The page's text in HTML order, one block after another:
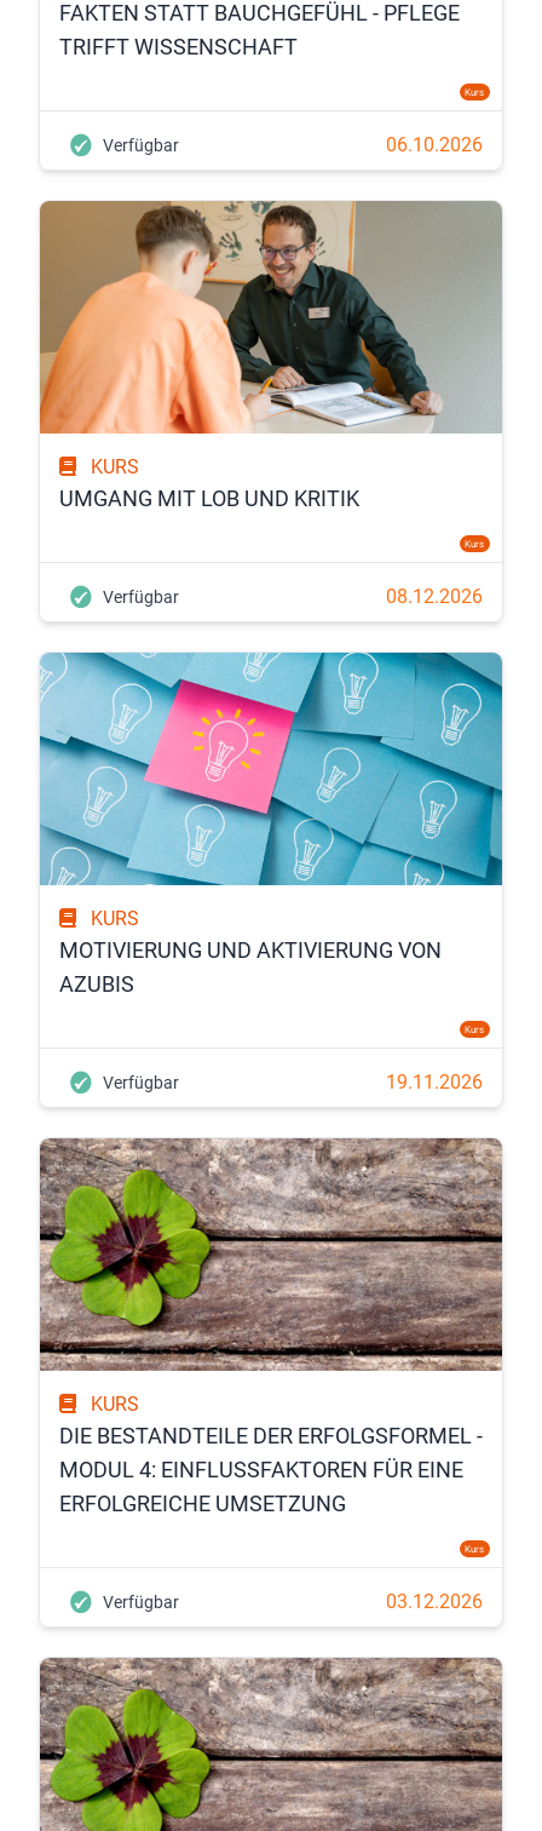
FAKTEN STATT BAUCHGEFÜHL - PFLEGE
TRIFFT WISSENSCHAFT
Kurs
Verfügbar 06.10.2026
KURS
UMGANG MIT LOB UND KRITIK
Kurs
Verfügbar 08.12.2026
KURS
MOTIVIERUNG UND AKTIVIERUNG VON
AZUBIS
Kurs
Verfügbar 19.11.2026
KURS
DIE BESTANDTEILE DER ERFOLGSFORMEL -
MODUL 4: EINFLUSSFAKTOREN FÜR EINE
ERFOLGREICHE UMSETZUNG
Kurs
Verfügbar 03.12.2026